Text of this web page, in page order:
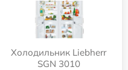
Холодильник Liebherr
SGN 3010